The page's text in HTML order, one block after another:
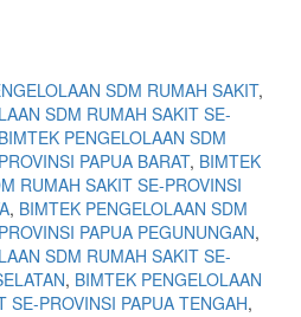
SDM RUMAH SAKIT,
SDM RUMAH SAKIT SE-
BIMTEK PENGELOLAAN SDM
PAPUA BARAT, BIMTEK
RUMAH SAKIT SE-PROVINSI
, BIMTEK PENGELOLAAN SDM
PAPUA PEGUNUNGAN,
SDM RUMAH SAKIT SE-
, BIMTEK PENGELOLAAN
SE-PROVINSI PAPUA TENGAH,